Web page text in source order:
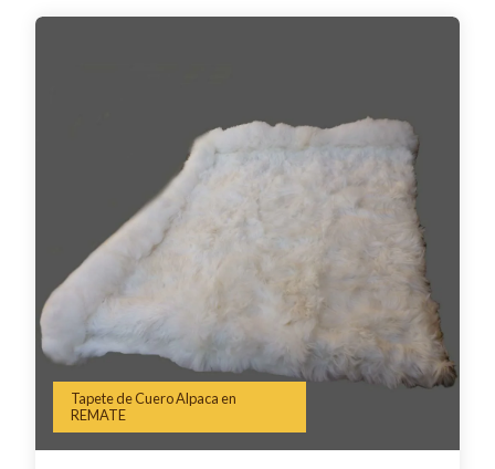
Tapete de Cuero Alpaca en
REMATE